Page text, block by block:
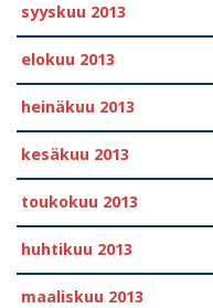
syyskuu 2013
elokuu 2013
heinäkuu 2013
kesäkuu 2013
toukokuu 2013
huhtikuu 2013
maaliskuu 2013